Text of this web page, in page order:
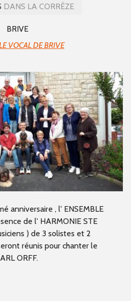
DANS LA CORRÈZE
BRIVE
VOCAL DE BRIVE
anniversaire , l' ENSEMBLE
de l' HARMONIE STE
) de 3 solistes et 2
réunis pour chanter le
ORFF.